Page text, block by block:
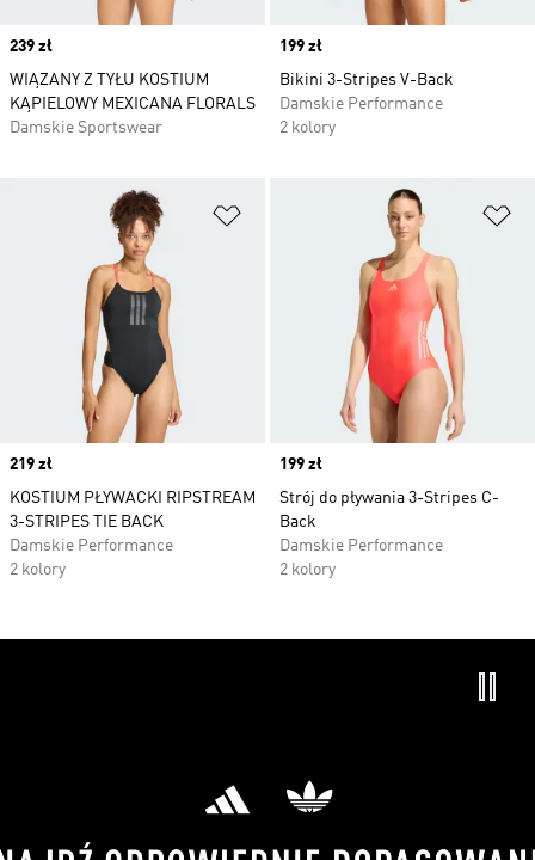
Price
239 zł
WIĄZANY Z TYŁU KOSTIUM
KĄPIELOWY MEXICANA FLORALS
Damskie Sportswear
Price
199 zł
Bikini 3-Stripes V-Back
Damskie Performance
2 kolory
Dodaj do listy życzeń
Price
219 zł
KOSTIUM PŁYWACKI RIPSTREAM
3-STRIPES TIE BACK
Damskie Performance
2 kolory
Price
199 zł
Strój do pływania 3-Stripes C-
Back
Damskie Performance
2 kolory